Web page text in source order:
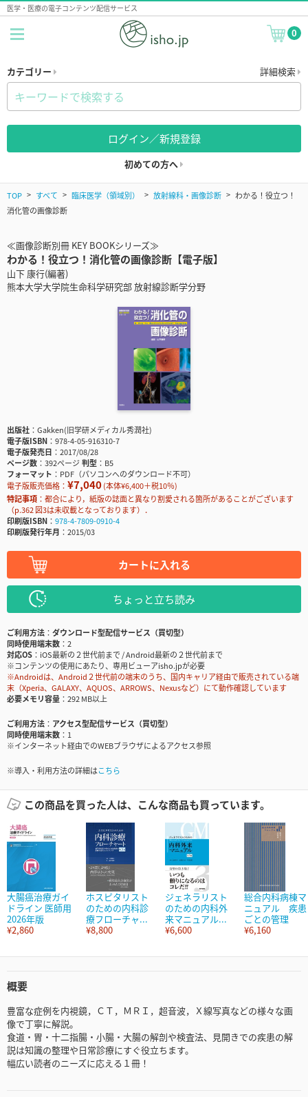
医学・医療の電子コンテンツ配信サービス
0
カテゴリー 詳細検索
ログイン／新規登録
初めての方へ
TOP すべて 臨床医学（領域別） 放射線科・画像診断
わかる！役立つ！
消化管の画像診断
≪画像診断別冊 KEY BOOKシリーズ≫
わかる！役立つ！消化管の画像診断【電子版】
山下 康行(編著)
熊本大学大学院生命科学研究部 放射線診断学分野
出版社
Gakken(旧学研メディカル秀潤社)
電子版ISBN
978-4-05-916310-7
電子版発売日
2017/08/28
ページ数
392ページ判型
B5
フォーマット
PDF（パソコンへのダウンロード不可）
電子版販売価格： ¥7,040(本体¥6,400＋税10％)
特記事項
都合により，紙版の誌面と異なり割愛される箇所があることがございます
（p.362 図3は未収載となっております）．
印刷版ISBN
978-4-7809-0910-4
印刷版発行年月
2015/03
カートに入れる
ちょっと立ち読み
ご利用方法
ダウンロード型配信サービス（買切型）
同時使用端末数
2
対応OS
iOS最新の２世代前まで / Android最新の２世代前まで
※コンテンツの使用にあたり、専用ビューアisho.jpが必要
※Androidは、Android２世代前の端末のうち、国内キャリア経由で販売されている端
末（Xperia、GALAXY、AQUOS、ARROWS、Nexusなど）にて動作確認しています
必要メモリ容量
292 MB以上
ご利用方法
アクセス型配信サービス（買切型）
同時使用端末数
1
※インターネット経由でのWEBブラウザによるアクセス参照
※導入・利用方法の詳細はこちら
この商品を買った人は、こんな商品も買っています。
大腸癌治療ガイ
ドライン 医師用
2026年版
¥2,860
ホスピタリスト
のための内科診
療フローチャ...
¥8,800
ジェネラリスト
のための内科外
来マニュアル...
¥6,600
総合内科病棟マ
ニュアル 疾患
ごとの管理
¥6,160
概要
豊富な症例を内視鏡，ＣＴ，ＭＲＩ，超音波，Ｘ線写真などの様々な画
像で丁寧に解説。
食道・胃・十二指腸・小腸・大腸の解剖や検査法、見開きでの疾患の解
説は知識の整理や日常診療にすぐ役立ちます。
幅広い読者のニーズに応える１冊！